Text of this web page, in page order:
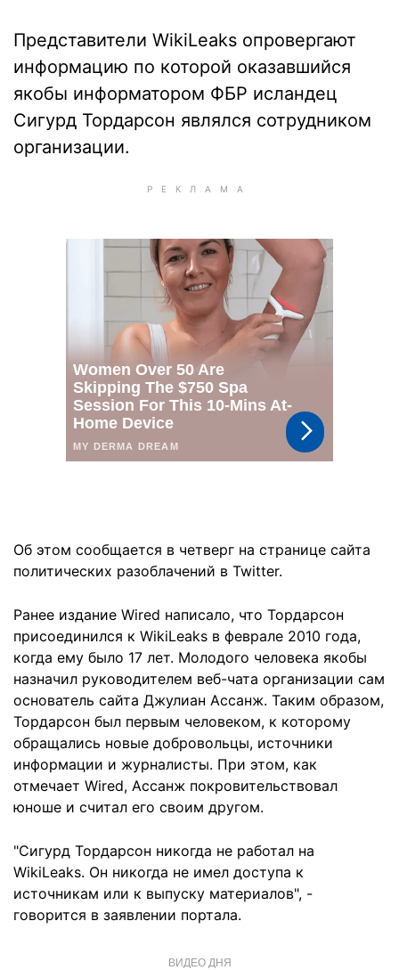
Представители WikiLeaks опровергают
информацию по которой оказавшийся
якобы информатором ФБР исландец
Сигурд Тордарсон являлся сотрудником
организации.
Об этом сообщается в четверг на странице сайта
политических разоблачений в Twitter.
Ранее издание Wired написало, что Тордарсон
присоединился к WikiLeaks в феврале 2010 года,
когда ему было 17 лет. Молодого человека якобы
назначил руководителем веб-чата организации сам
основатель сайта Джулиан Ассанж. Таким образом,
Тордарсон был первым человеком, к которому
обращались новые добровольцы, источники
информации и журналисты. При этом, как
отмечает Wired, Ассанж покровительствовал
юноше и считал его своим другом.
"Сигурд Тордарсон никогда не работал на
WikiLeaks. Он никогда не имел доступа к
источникам или к выпуску материалов", -
говорится в заявлении портала.
ВИДЕО ДНЯ